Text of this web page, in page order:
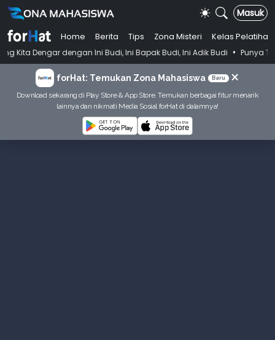
Masuk
Home Berita Tips Zona Misteri
Kelas Pelatihan
dengan Ini Budi, Ini Bapak Budi, Ini Adik Budi • Punya Tujuan
forHat: Temukan Zona Mahasiswa Baru ×
Download sekarang di Play Store & App Store. Temukan berbagai fitur menarik
lainnya dan nikmati Media Sosial forHat di dalamnya!